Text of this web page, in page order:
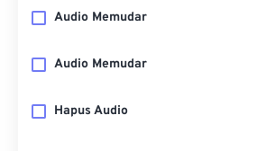
Audio Memudar
Audio Memudar
Hapus Audio